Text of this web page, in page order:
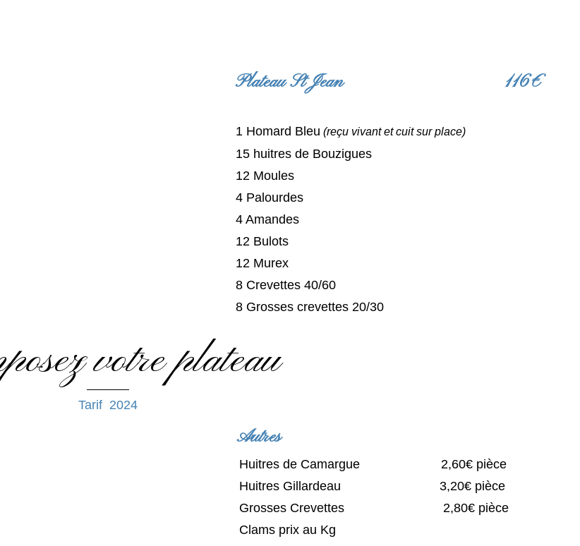
Plateau St Jean 116€
1 Homard Bleu (reçu vivant et cuit sur place)
15 huitres de Bouzigues
12 Moules
4 Palourdes
4 Amandes
12 Bulots
12 Murex
8 Crevettes 40/60
8 Grosses crevettes 20/30
votre plateau
Tarif 2024
Autres
Huitres de Camargue 2,60€ pièce
Huitres Gillardeau 3,20€ pièce
Grosses Crevettes 2,80€ pièce
Clams prix au Kg